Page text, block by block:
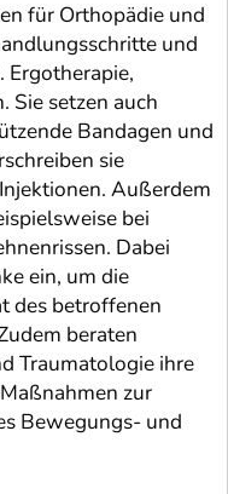
für Orthopädie und
und
Ergotherapie,
Sie setzen auch
Bandagen und
sie
Außerdem
bei
Dabei
ein, um die
des betroffenen
beraten
Traumatologie ihre
zur
Bewegungs- und